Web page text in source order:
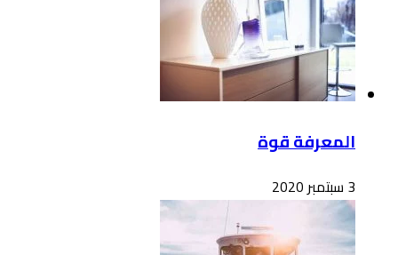
المعرفة قوة
3 سبتمبر 2020